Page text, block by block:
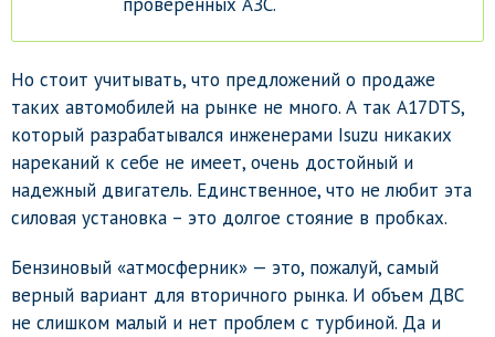
Но стоит учитывать, что предложений о продаже
таких автомобилей на рынке не много. А так A17DTS,
который разрабатывался инженерами Isuzu никаких
нареканий к себе не имеет, очень достойный и
надежный двигатель. Единственное, что не любит эта
силовая установка – это долгое стояние в пробках.
Бензиновый «атмосферник» — это, пожалуй, самый
верный вариант для вторичного рынка. И объем ДВС
не слишком малый и нет проблем с турбиной. Да и